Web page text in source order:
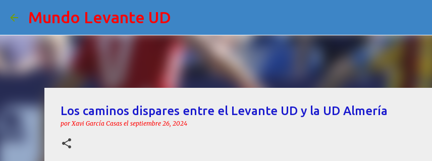
Mundo Levante UD
Los caminos dispares entre el Levante UD y la UD Almería
porXavi García Casas el septiembre 26, 2024